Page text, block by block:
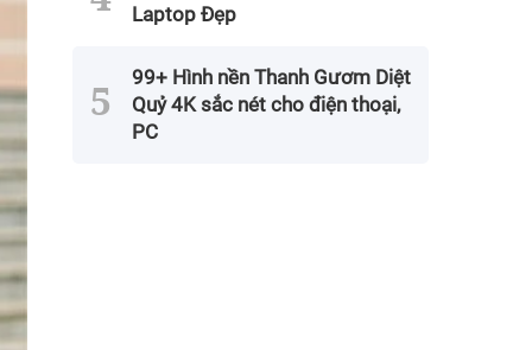
Laptop Đẹp
99+ Hình nền Thanh Gươm Diệt
Quỷ 4K sắc nét cho điện thoại,
PC